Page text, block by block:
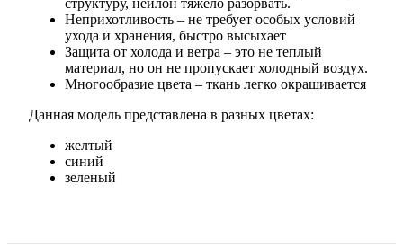
Неприхотливость – не требует особых условий
ухода и хранения, быстро высыхает
Защита от холода и ветра – это не теплый
материал, но он не пропускает холодный воздух.
Многообразие цвета – ткань легко окрашивается
Данная модель представлена в разных цветах:
желтый
cиний
зеленый